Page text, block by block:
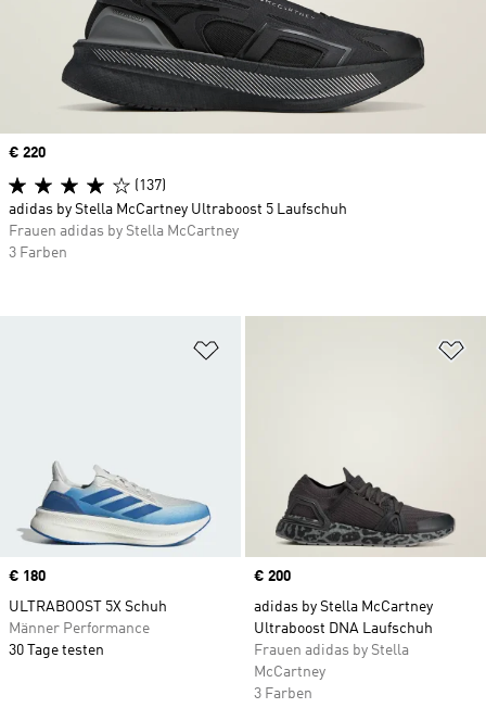
Zur Wunschliste hinzufügen
Price
€ 180
ULTRABOOST 5X Schuh
Männer Performance
30 Tage testen
Price
€ 200
adidas by Stella McCartney
Ultraboost DNA Laufschuh
Frauen adidas by Stella
McCartney
3 Farben
Price
€ 220
(137)
adidas by Stella McCartney Ultraboost 5 Laufschuh
Frauen adidas by Stella McCartney
3 Farben